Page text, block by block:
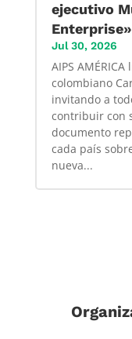
ejecutivo
Enterprise»
Jul 30, 2026
AIPS
colombiano
invitando a
contribuir con
documento
cada país
nueva...